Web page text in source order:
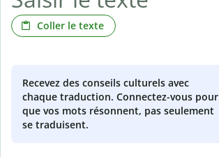
Coller le texte
Recevez des conseils culturels avec
chaque traduction. Connectez-vous pour
que vos mots résonnent, pas seulement
se traduisent.